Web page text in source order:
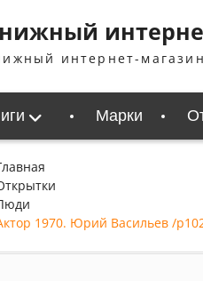
интернет-магазин
Марки
1970. Юрий Васильев /